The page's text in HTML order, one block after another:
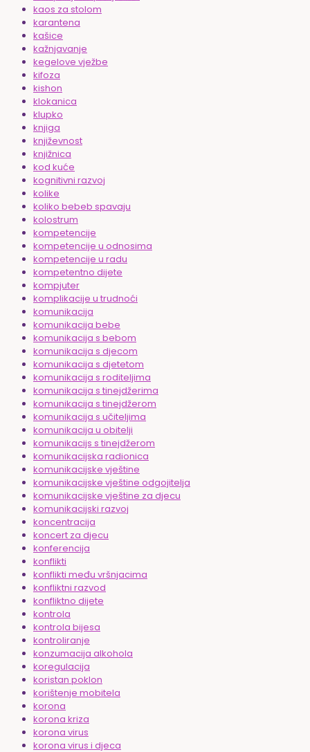
kaos za stolom
karantena
kašice
kažnjavanje
kegelove vježbe
kifoza
kishon
klokanica
klupko
knjiga
književnost
knjižnica
kod kuće
kognitivni razvoj
kolike
koliko bebeb spavaju
kolostrum
kompetencije
kompetencije u odnosima
kompetencije u radu
kompetentno dijete
kompjuter
komplikacije u trudnoći
komunikacija
komunikacija bebe
komunikacija s bebom
komunikacija s djecom
komunikacija s djetetom
komunikacija s roditeljima
komunikacija s tinejdžerima
komunikacija s tinejdžerom
komunikacija s učiteljima
komunikacija u obitelji
komunikacijs s tinejdžerom
komunikacijska radionica
komunikacijske vještine
komunikacijske vještine odgojitelja
komunikacijske vještine za djecu
komunikacijski razvoj
koncentracija
koncert za djecu
konferencija
konflikti
konflikti među vršnjacima
konfliktni razvod
konfliktno dijete
kontrola
kontrola bijesa
kontroliranje
konzumacija alkohola
koregulacija
koristan poklon
korištenje mobitela
korona
korona kriza
korona virus
korona virus i djeca